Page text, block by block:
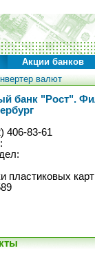
валют
Акции банков
банк "Рост".
83-61
пластиковых